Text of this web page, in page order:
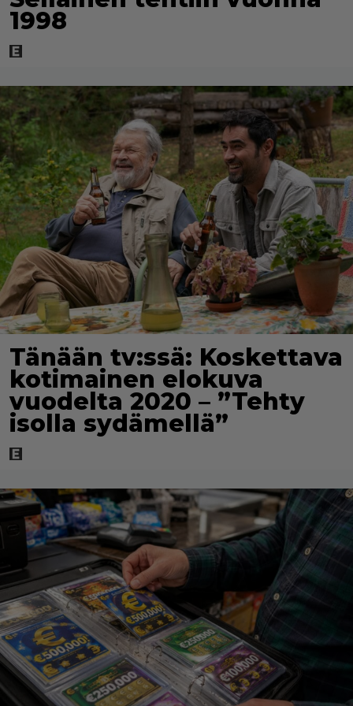
Juon hillitysti ja nautiskellen hyviä oluita tai laatuviskejä.
En tarvitse alkoholia, olen syntymähumalassa!
Olet Raptorin Oi Beibi
oloa. Sisälläsi on ikuinen kesä, vaikkakin talven kaamos
iskisi lähelläsi oleviin ihmisiin.
Olet Scooterin How Much Is The Fish
Siellä, missä sinä olet, ovat myös parhaat bileet.
Rakastat juhlimista ja auringonlaskuun asti tanssimista.
Et kanna huolta huomisesta, vaan elät täysillä tätä
hetkeä.
Olet Mr. Presidentin Coco Jamboo
Elämääsi eivät kuulu sanat stressi tai rehkiminen. Haluat
nauttia arjesta mahdollisimman rauhallisesti ja olla oikea
1998
Tänään tv:ssä: Koskettava
kotimainen elokuva
vuodelta 2020 – ”Tehty
isolla sydämellä”